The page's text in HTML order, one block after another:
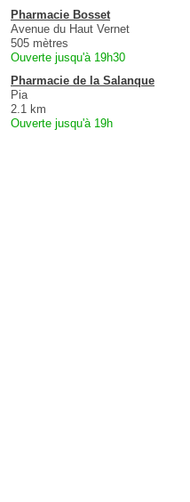
Pharmacie Bosset
Avenue du Haut Vernet
505 mètres
Ouverte jusqu'à 19h30
Pharmacie de la Salanque
Pia
2.1 km
Ouverte jusqu'à 19h